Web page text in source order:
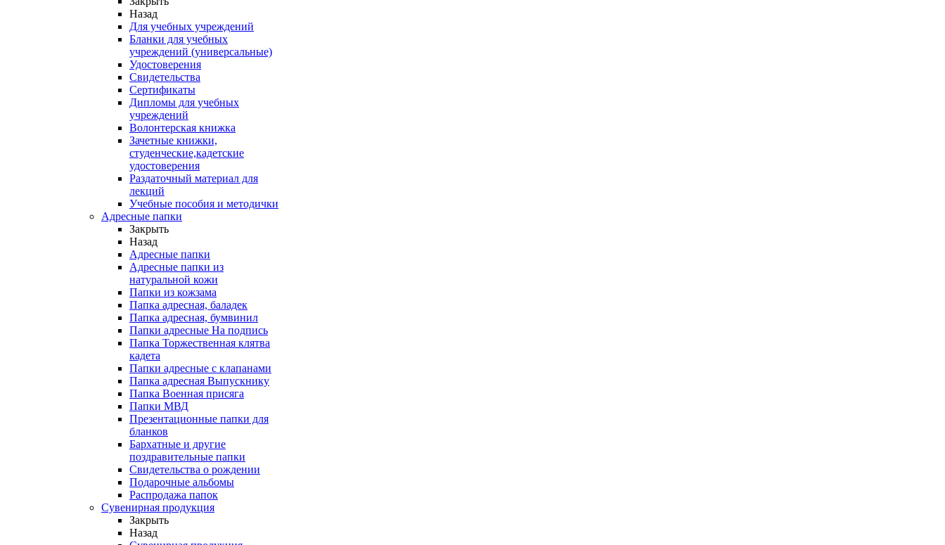
Назад
Для учебных учреждений
Бланки для учебных
учреждений (универсальные)
Удостоверения
Свидетельства
Сертификаты
Дипломы для учебных
учреждений
Волонтерская книжка
Зачетные книжки,
студенческие,кадетские
удостоверения
Раздаточный материал для
лекций
Учебные пособия и методички
Адресные папки
Закрыть
Назад
Адресные папки
Адресные папки из
натуральной кожи
Папки из кожзама
Папка адресная, баладек
Папка адресная, бумвинил
Папки адресные На подпись
Папка Торжественная клятва
кадета
Папки адресные с клапанами
Папка адресная Выпускнику
Папка Военная присяга
Папки МВД
Презентационные папки для
бланков
Бархатные и другие
поздравительные папки
Свидетельства о рождении
Подарочные альбомы
Распродажа папок
Сувенирная продукция
Закрыть
Назад